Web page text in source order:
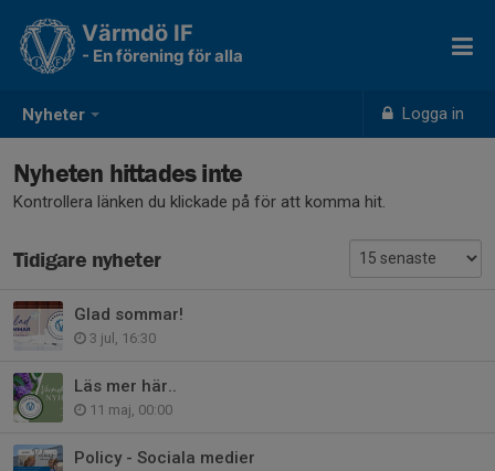
Nyheter Logga in
Värmdö IF
- En förening för alla
Nyheten hittades inte
Kontrollera länken du klickade på för att komma hit.
Tidigare nyheter
Glad sommar!
3 jul, 16:30
Läs mer här..
11 maj, 00:00
Policy - Sociala medier